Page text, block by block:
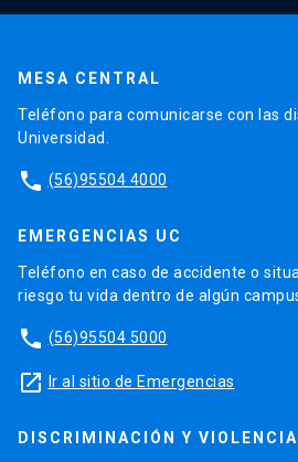
MESA CENTRAL
Teléfono para comunicarse con las
Universidad.
phone (56)95504 4000
EMERGENCIAS UC
Teléfono en caso de accidente o
riesgo tu vida dentro de algún
phone (56)95504 5000
launch Ir al sitio de Emergencias
DISCRIMINACIÓN Y VIOLENCIA